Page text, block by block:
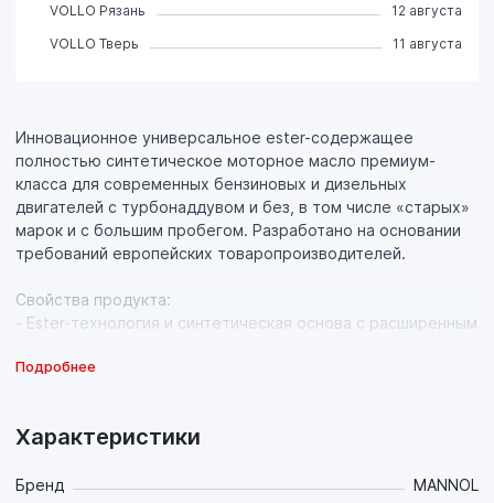
Инновационное универсальное ester-содержащее
полностью синтетическое моторное масло премиум-
класса для современных бензиновых и дизельных
двигателей с турбонаддувом и без, в том числе «старых»
марок и с большим пробегом. Разработано на основании
требований европейских товаропроизводителей.
Свойства продукта:
- Ester-технология и синтетическая основа с расширенным
обеспечивает эффективную эксплуатацию двигателя на
нагрузке (при езде по бездорожью, в гору, движении с
температурах окружающей среды:
Подробнее
Характеристики
Бренд MANNOL
VOLLO Рязань
12 августа
VOLLO Тверь
11 августа